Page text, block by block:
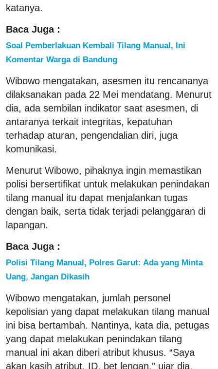
katanya.
Baca Juga :
Soal Pemberlakuan Kembali Tilang Manual, Ini
Komentar Warga di Bandung
Wibowo mengatakan, asesmen itu rencananya
dilaksanakan pada 22 Mei mendatang. Menurut
dia, ada sembilan indikator saat asesmen, di
antaranya terkait integritas, kepatuhan
terhadap aturan, pengendalian diri, juga
komunikasi.
Menurut Wibowo, pihaknya ingin memastikan
polisi bersertifikat untuk melakukan penindakan
tilang manual itu dapat menjalankan tugas
dengan baik, serta tidak terjadi pelanggaran di
lapangan.
Baca Juga :
Polisi Tilang Manual, Polres Garut: Ada yang Minta
Uang, Jangan Dikasih
Wibowo mengatakan, jumlah personel
kepolisian yang dapat melakukan tilang manual
ini bisa bertambah. Nantinya, kata dia, petugas
yang dapat melakukan penindakan tilang
manual ini akan diberi atribut khusus. “Saya
akan kasih atribut, ID, bet lengan,” ujar dia.